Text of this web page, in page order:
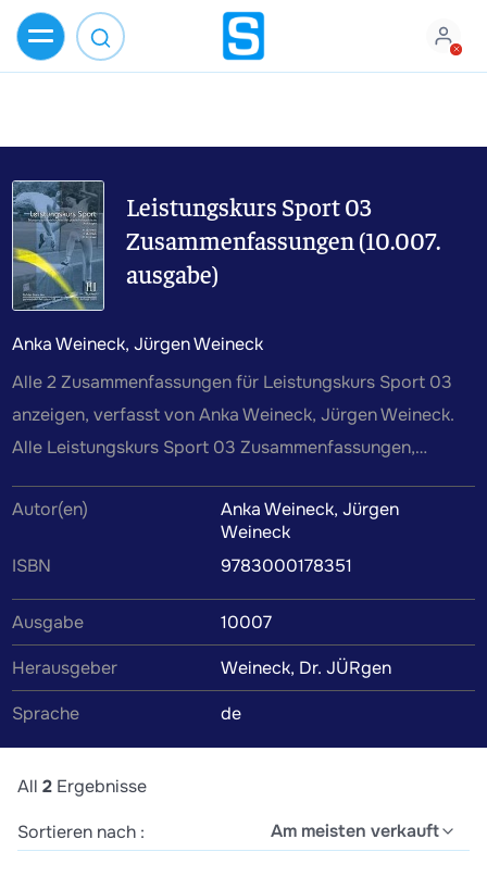
Leistungskurs Sport 03
Zusammenfassungen (10.007.
ausgabe)
Anka Weineck, Jürgen Weineck
Alle 2 Zusammenfassungen für Leistungskurs Sport 03
anzeigen, verfasst von Anka Weineck, Jürgen Weineck.
Alle Leistungskurs Sport 03 Zusammenfassungen,
Lernmaterial werden von Kommilitonen oder Tutoren
verfasst, um dir das Verständnis des Lehrbuchinhalts zu
erleichtern. Wenn du die Zusammenfassung findest, die
perfekt zu deinem Lernstil passt, wird das Lernen zum
Kinderspiel.
Autor(en)
Anka Weineck, Jürgen
Weineck
ISBN
9783000178351
Ausgabe
10007
Herausgeber
Weineck, Dr. JÜRgen
Sprache
de
All 2 Ergebnisse
Sortieren nach :
Am meisten verkauft